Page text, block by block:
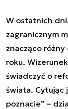
W ostatnich
zagranicznym
znacząco
roku.
świadczyć o
świata. Cytując
poznacie” –